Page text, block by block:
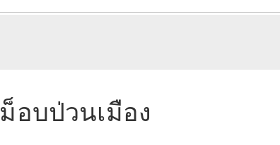
ม็อบป่วนเมือง